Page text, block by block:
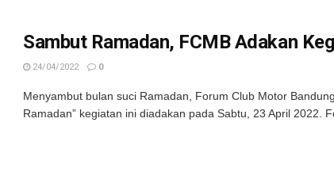
Sambut Ramadan, FCMB Adakan
24/04/2022 0
Menyambut bulan suci Ramadan, Forum Club Motor
Ramadan” kegiatan ini diadakan pada Sabtu, 23 April 2022.